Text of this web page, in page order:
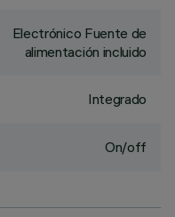
Electrónico Fuente de
alimentación incluido
Integrado
On/off